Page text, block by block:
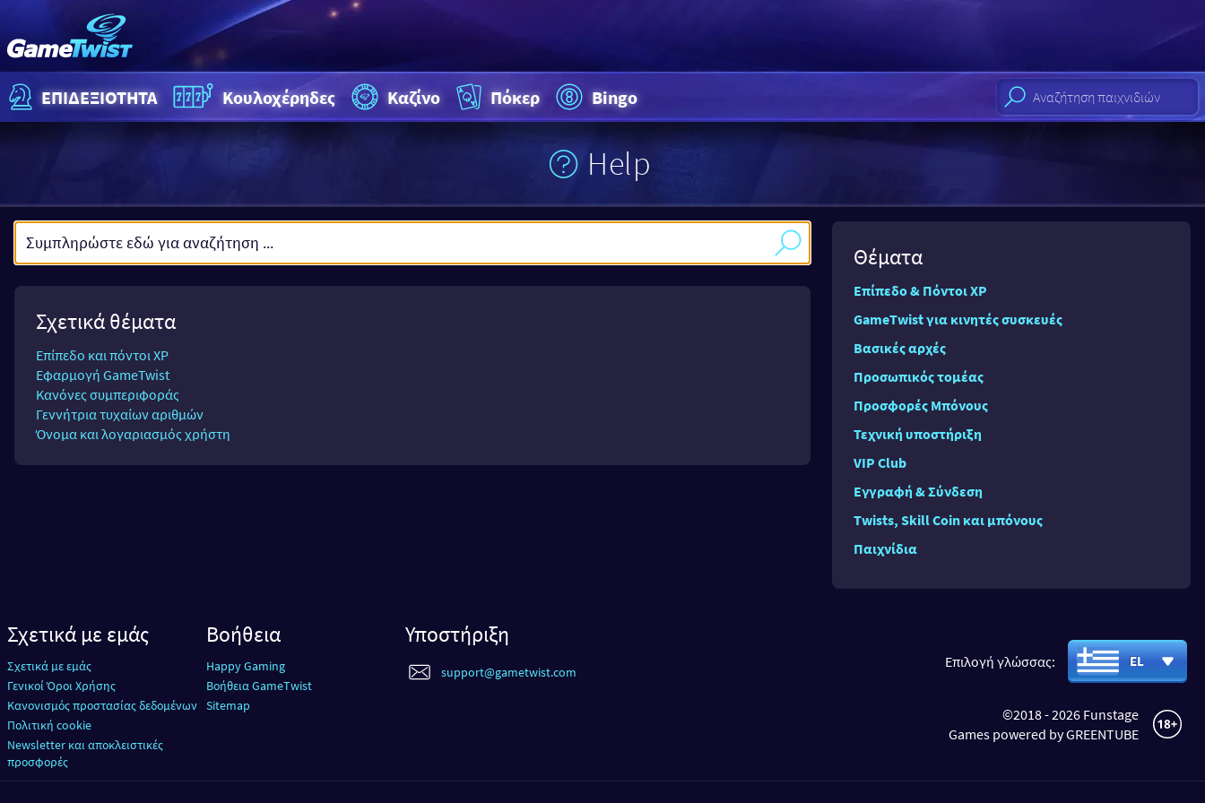
ΕΠΙΔΕΞΙΟΤΗΤΑ Κουλοχέρηδες Καζίνο Πόκερ Bingo
Help
Σχετικά θέματα
Επίπεδο και πόντοι XP
Εφαρμογή GameTwist
Κανόνες συμπεριφοράς
Γεννήτρια τυχαίων αριθμών
Όνομα και λογαριασμός χρήστη
Θέματα
Επίπεδο & Πόντοι XP
GameTwist για κινητές συσκευές
Βασικές αρχές
Προσωπικός τομέας
Προσφορές Μπόνους
Τεχνική υποστήριξη
VIP Club
Εγγραφή & Σύνδεση
Twists, Skill Coin και μπόνους
Παιχνίδια
Σχετικά με εμάς
Σχετικά με εμάς
Γενικοί Όροι Χρήσης
Κανονισμός προστασίας δεδομένων
Πολιτική cookie
Newsletter και αποκλειστικές
προσφορές
Βοήθεια
Happy Gaming
Βοήθεια GameTwist
Sitemap
Υποστήριξη
support@gametwist.com
Επιλογή γλώσσας: EL
©2018 - 2026 Funstage
Games powered by GREENTUBE